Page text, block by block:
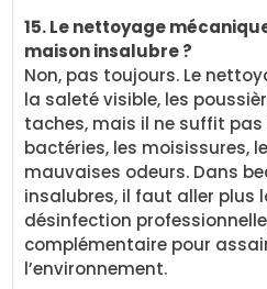
15. Le nettoyage
maison insalubre ?
Non, pas toujours. Le
la saleté visible, les
taches, mais il ne suffit
bactéries, les moisissures,
mauvaises odeurs. Dans
insalubres, il faut aller plus
désinfection
complémentaire pour
l’environnement.